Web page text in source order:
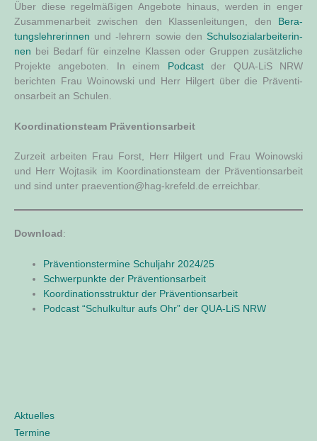
Über die­se regel­mä­ßi­gen Ange­bo­te hin­aus, wer­den in enger
Zusam­men­ar­beit zwi­schen den Klas­sen­lei­tun­gen, den Bera­
tungs­leh­re­rin­nen und ‑leh­rern sowie den Schul­so­zi­al­ar­bei­te­rin­
nen bei Bedarf für ein­zel­ne Klas­sen oder Grup­pen zusätz­li­che
Pro­jek­te ange­bo­ten. In einem Pod­cast
der QUA-LiS NRW
berich­ten Frau Woi­now­ski und Herr Hil­gert über die Prä­ven­ti­
ons­ar­beit an Schulen.
Koor­di­na­ti­ons­team Präventionsarbeit
Zur­zeit arbei­ten Frau Forst, Herr Hil­gert und Frau Woi­now­ski
und Herr Woj­tas­ik im Koor­di­na­ti­ons­team der Prä­ven­ti­ons­ar­beit
und sind unter praevention@hag-krefeld.de erreichbar.
Down­load :
Prä­ven­ti­ons­ter­mi­ne Schul­jahr 2024/25
Schwer­punk­te der Präventionsarbeit
Koor­di­na­ti­ons­struk­tur der Präventionsarbeit
Pod­cast “Schul­kul­tur aufs Ohr” der QUA-LiS NRW
Aktuelles
Termine